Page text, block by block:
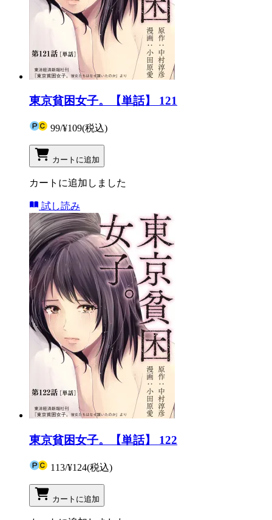
東京貧困女子。【単話】 121
99/¥109(税込)
カートに追加
カートに追加しました
試し読み
東京貧困女子。【単話】 122
113/¥124(税込)
カートに追加